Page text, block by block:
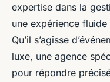
expertise dans la
une expérience
Qu’il s’agisse
luxe, une agence
pour répondre